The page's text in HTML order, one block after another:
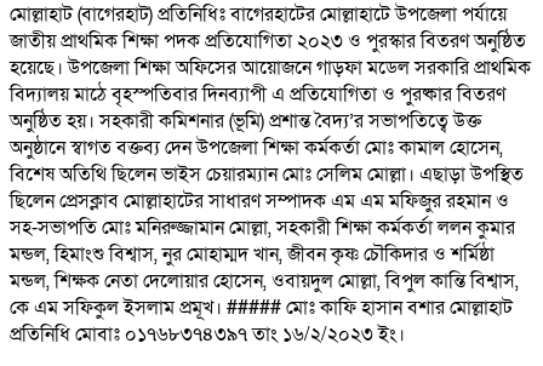
মোল্লাহাট (বাগেরহাট) প্রতিনিধিঃ বাগেরহাটের মোল্লাহাটে উপজেলা পর্যায়ে
জাতীয় প্রাথমিক শিক্ষা পদক প্রতিযোগিতা ২০২৩ ও পুরস্কার বিতরণ অনুষ্ঠিত
হয়েছে। উপজেলা শিক্ষা অফিসের আয়োজনে গাড়ফা মডেল সরকারি প্রাথমিক
বিদ্যালয় মাঠে বৃহস্পতিবার দিনব্যাপী এ প্রতিযোগিতা ও পুরষ্কার বিতরণ
অনুষ্ঠিত হয়। সহকারী কমিশনার (ভূমি) প্রশান্ত বৈদ্য’র সভাপতিত্বে উক্ত
অনুষ্ঠানে স্বাগত বক্তব্য দেন উপজেলা শিক্ষা কর্মকর্তা মোঃ কামাল হোসেন,
বিশেষ অতিথি ছিলেন ভাইস চেয়ারম্যান মোঃ সেলিম মোল্লা। এছাড়া উপস্থিত
ছিলেন প্রেসক্লাব মোল্লাহাটের সাধারণ সম্পাদক এম এম মফিজুর রহমান ও
সহ-সভাপতি মোঃ মনিরুজ্জামান মোল্লা, সহকারী শিক্ষা কর্মকর্তা ললন কুমার
মন্ডল, হিমাংশু বিশ্বাস, নুর মোহাম্মদ খান, জীবন কৃষ্ণ চৌকিদার ও শর্মিষ্ঠা
মন্ডল, শিক্ষক নেতা দেলোয়ার হোসেন, ওবায়দুল মোল্লা, বিপুল কান্তি বিশ্বাস,
কে এম সফিকুল ইসলাম প্রমূখ। ##### মোঃ কা‌ফি হাসান বশার মোল্লাহাট
প্রতিনিধি মোবাঃ ০১৭৬৮৩৭৪৩৯৭ তাং ১৬/২/২০২৩ ইং।